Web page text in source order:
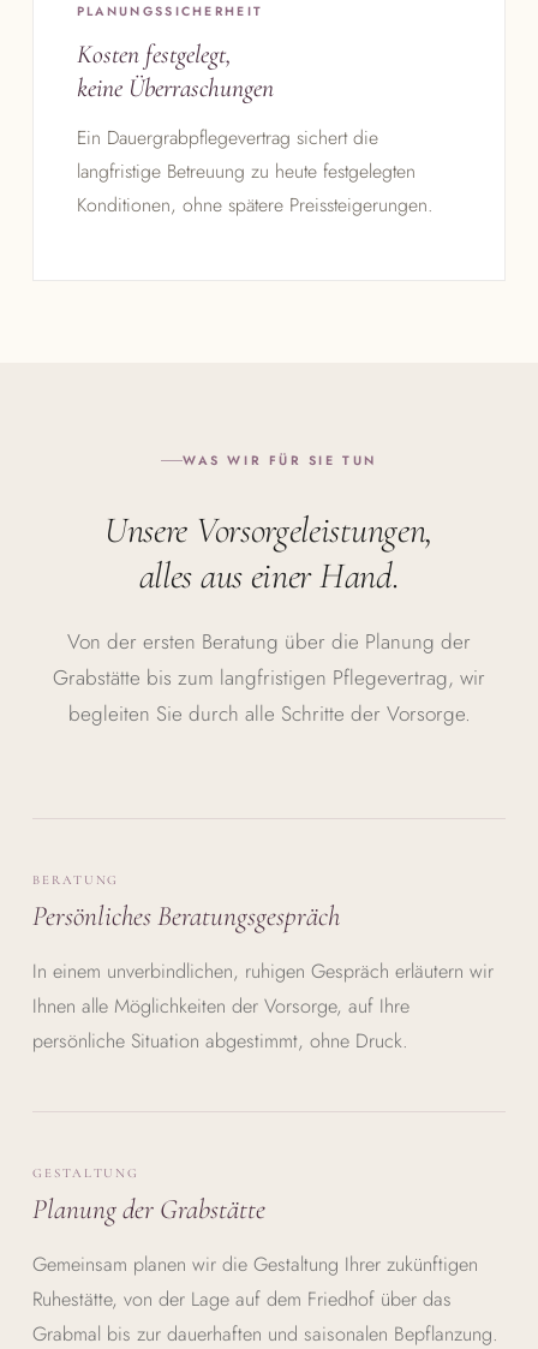
PLANUNGSSICHERHEIT
Kosten fest­gelegt,
keine Überraschungen
Ein Dauergrabpflegevertrag sichert die
langfristige Betreuung zu heute festgelegten
Konditionen, ohne spätere Preissteigerungen.
WAS WIR FÜR SIE TUN
Unsere Vorsorge­leistungen,
alles aus einer Hand.
Von der ersten Beratung über die Planung der
Grabstätte bis zum langfristigen Pflegevertrag, wir
begleiten Sie durch alle Schritte der Vorsorge.
BERATUNG
Persönliches Beratungsgespräch
In einem unverbindlichen, ruhigen Gespräch erläutern wir
Ihnen alle Möglichkeiten der Vorsorge, auf Ihre
persönliche Situation abgestimmt, ohne Druck.
GESTALTUNG
Planung der Grabstätte
Gemeinsam planen wir die Gestaltung Ihrer zukünftigen
Ruhestätte, von der Lage auf dem Friedhof über das
Grabmal bis zur dauerhaften und saisonalen Bepflanzung.